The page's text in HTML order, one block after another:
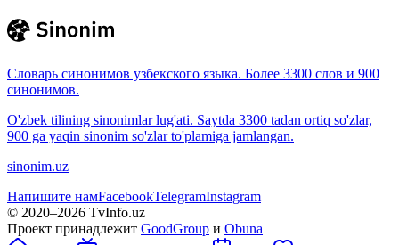
Словарь синонимов узбекского языка. Более 3300 слов и 900
синонимов.
O'zbek tilining sinonimlar lug'ati. Saytda 3300 tadan ortiq so'zlar,
900 ga yaqin sinonim so'zlar to'plamiga jamlangan.
sinonim.uz
Напишите намFacebookTelegramInstagram
© 2020–2026 TvInfo.uz
Проект принадлежит GoodGroup и Obuna